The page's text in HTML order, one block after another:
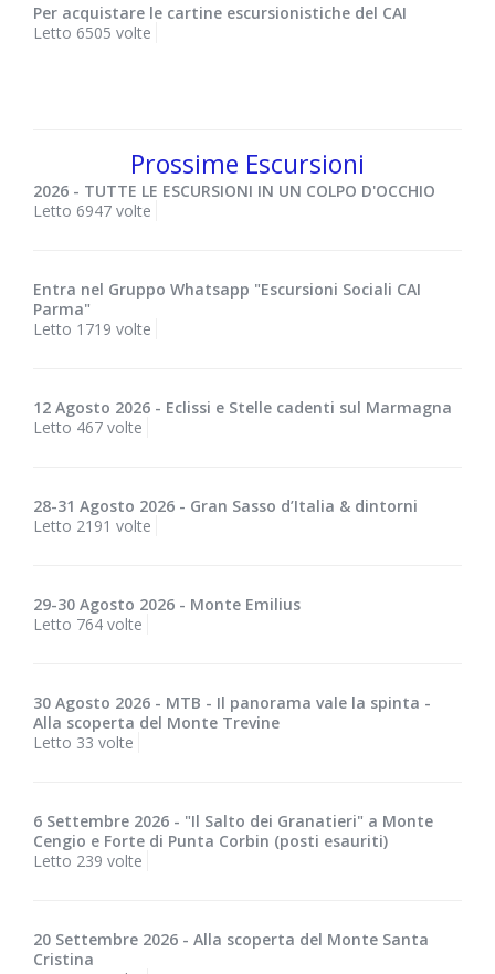
Per acquistare le cartine escursionistiche del CAI
Letto 6505 volte
Prossime Escursioni
2026 - TUTTE LE ESCURSIONI IN UN COLPO D'OCCHIO
Letto 6947 volte
Entra nel Gruppo Whatsapp "Escursioni Sociali CAI
Parma"
Letto 1719 volte
12 Agosto 2026 - Eclissi e Stelle cadenti sul Marmagna
Letto 467 volte
28-31 Agosto 2026 - Gran Sasso d’Italia & dintorni
Letto 2191 volte
29-30 Agosto 2026 - Monte Emilius
Letto 764 volte
30 Agosto 2026 - MTB - Il panorama vale la spinta -
Alla scoperta del Monte Trevine
Letto 33 volte
6 Settembre 2026 - "Il Salto dei Granatieri" a Monte
Cengio e Forte di Punta Corbin (posti esauriti)
Letto 239 volte
20 Settembre 2026 - Alla scoperta del Monte Santa
Cristina